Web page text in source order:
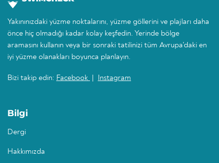
Yakınınızdaki yüzme noktalarını, yüzme göllerini ve plajları daha
önce hiç olmadığı kadar kolay keşfedin. Yerinde bölge
aramasını kullanın veya bir sonraki tatilinizi tüm Avrupa'daki en
iyi yüzme olanakları boyunca planlayın.
Bizi takip edin: Facebook Instagram
Bilgi
Dergi
Hakkımızda